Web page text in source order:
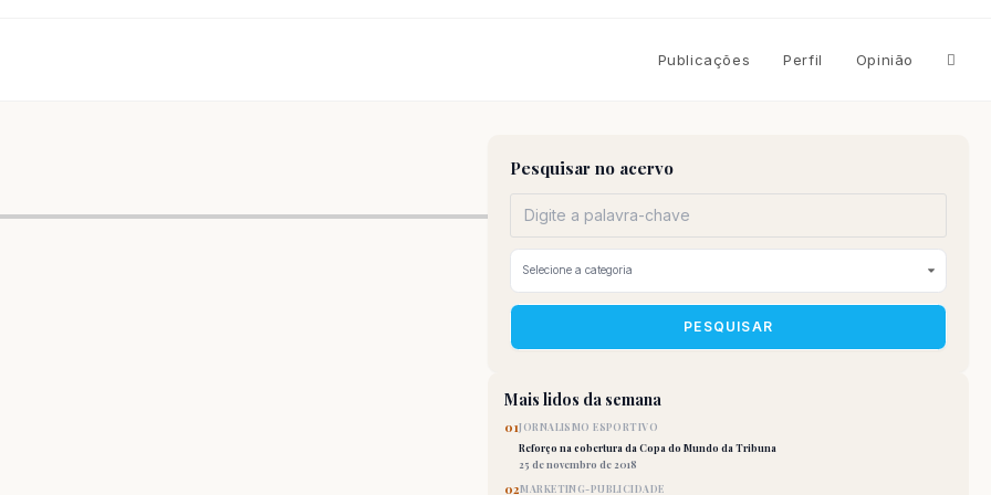
Publicações Perfil Opinião
Pesquisar no acervo
PESQUISAR
Mais lidos da semana
01JORNALISMO ESPORTIVO
Reforço na cobertura da Copa do Mundo da Tribuna
25 de novembro de 2018
02MARKETING-PUBLICIDADE